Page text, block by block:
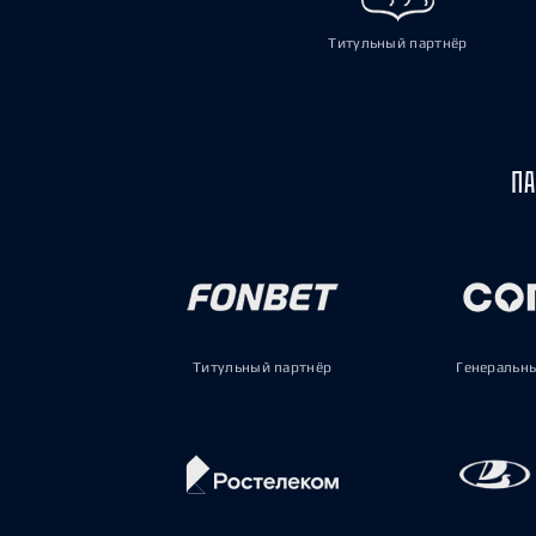
Титульный партнёр
Титульный партнёр